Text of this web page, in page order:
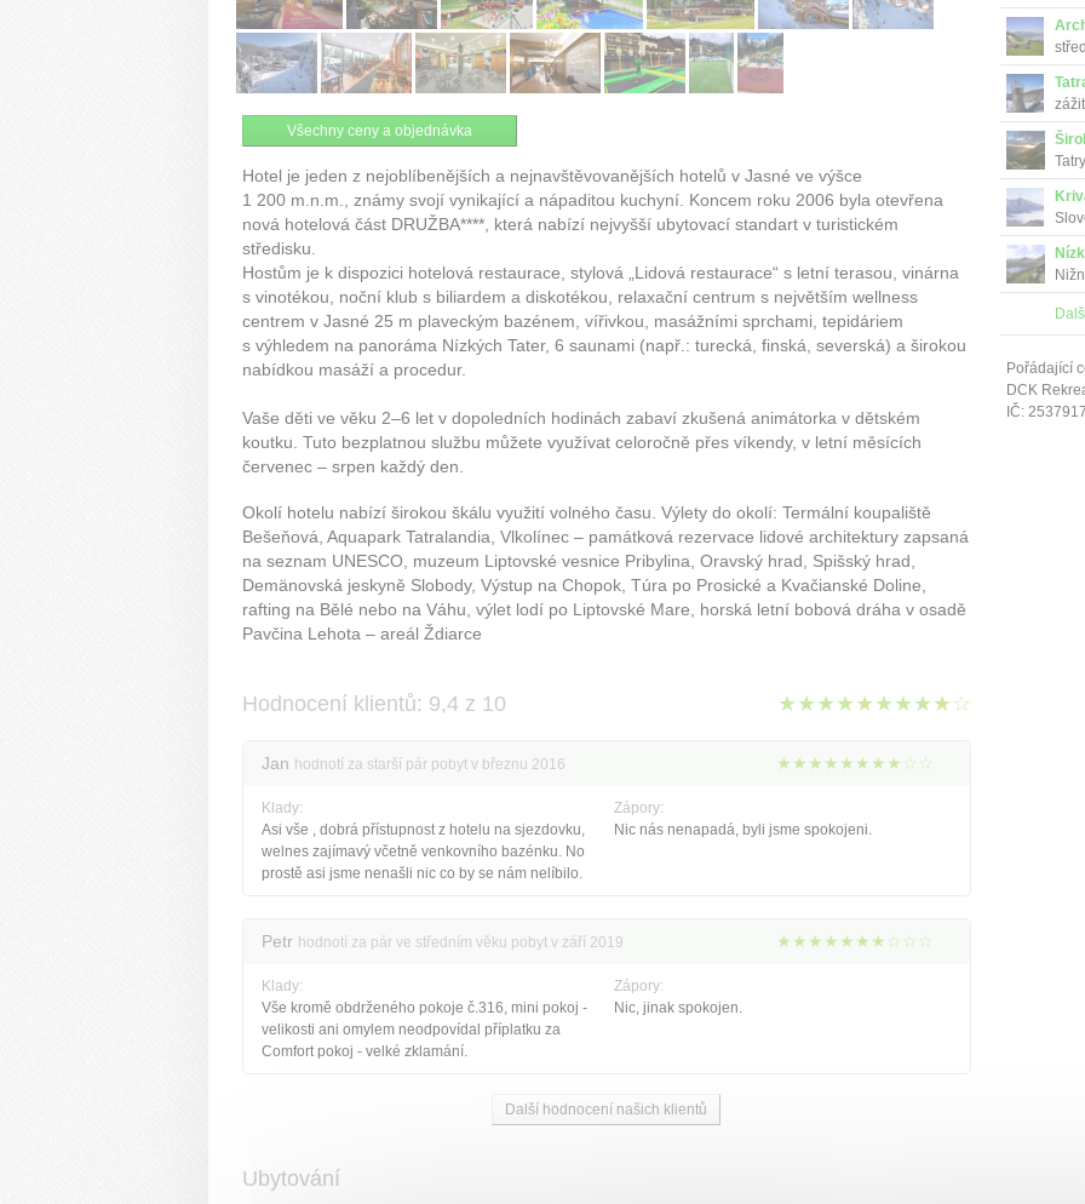
Všechny ceny a objednávka
Hotel je jeden z nejoblíbenějších a nejnavštěvova­nějších hotelů v Jasné ve výšce
1 200 m.n.m., známy svojí vynikající a nápaditou kuchyní. Koncem roku 2006 byla otevřena
nová hotelová část DRUŽBA****, která nabízí nejvyšší ubytovací standart v turistickém
středisku.
Hostům je k dispozici hotelová restaurace, stylová „Lidová restaurace“ s letní terasou, vinárna
s vinotékou, noční klub s biliardem a diskotékou, relaxační centrum s největším wellness
centrem v Jasné 25 m plaveckým bazénem, vířivkou, masážními sprchami, tepidáriem
s výhledem na panoráma Nízkých Tater, 6 saunami (např.: turecká, finská, severská) a širokou
nabídkou masáží a procedur.
Vaše děti ve věku 2–6 let v dopoledních hodinách zabaví zkušená animátorka v dětském
koutku. Tuto bezplatnou službu můžete využívat celoročně přes víkendy, v letní měsících
červenec – srpen každý den.
Okolí hotelu nabízí širokou škálu využití volného času. Výlety do okolí: Termální koupaliště
Bešeňová, Aquapark Tatralandia, Vlkolínec – památková rezervace lidové architektury zapsaná
na seznam UNESCO, muzeum Liptovské vesnice Pribylina, Oravský hrad, Spišský hrad,
Demänovská jeskyně Slobody, Výstup na Chopok, Túra po Prosické a Kvačianské Doline,
rafting na Bělé nebo na Váhu, výlet lodí po Liptovské Mare, horská letní bobová dráha v osadě
Pavčina Lehota – areál Ždiarce
Hodnocení klientů: 9,4 z 10 ★★★★★★★★★☆
Jan hodnotí za starší pár pobyt v březnu 2016 ★★★★★★★★☆☆
Klady:
Asi vše , dobrá přístupnost z hotelu na sjezdovku,
welnes zajímavý včetně venkovního bazénku. No
prostě asi jsme nenašli nic co by se nám nelíbilo.
Zápory:
Nic nás nenapadá, byli jsme spokojeni.
Petr hodnotí za pár ve středním věku pobyt v září 2019 ★★★★★★★☆☆☆
Klady:
Vše kromě obdrženého pokoje č.316, mini pokoj -
velikosti ani omylem neodpovídal příplatku za
Comfort pokoj - velké zklamání.
Zápory:
Nic, jinak spokojen.
Další hodnocení našich klientů
Ubytování
Car
Pořádající
DCK
IČ: